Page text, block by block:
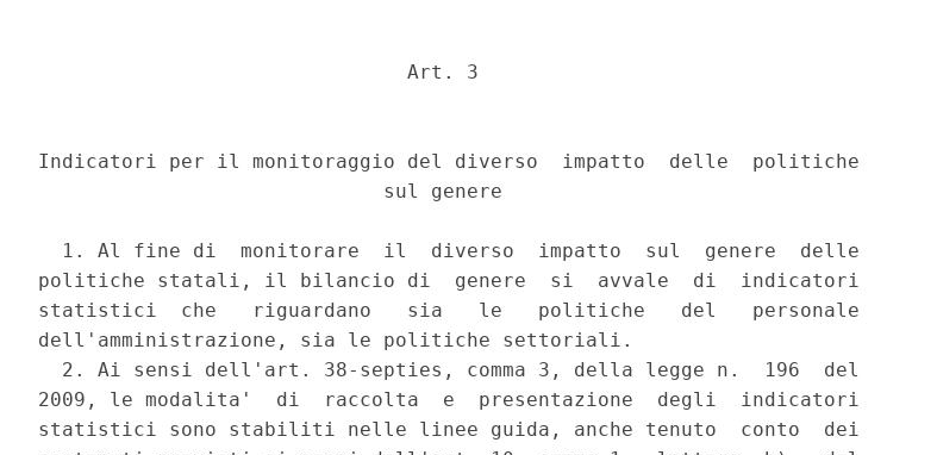
                               Art. 3
Indicatori per il monitoraggio del diverso  impatto  delle  politiche
                             sul genere
  1. Al fine di  monitorare  il  diverso  impatto  sul  genere  delle
politiche statali, il bilancio di  genere  si  avvale  di  indicatori
statistici  che   riguardano   sia   le   politiche   del   personale
dell'amministrazione, sia le politiche settoriali.
  2. Ai sensi dell'art. 38-septies, comma 3, della legge n.  196  del
2009, le modalita'  di  raccolta  e  presentazione  degli  indicatori
statistici sono stabiliti nelle linee guida, anche tenuto  conto  dei